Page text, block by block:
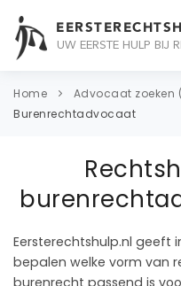
UW EERSTE HULP BIJ
ONDERWERPEN
ADVOCAAT
OVER ONS
CONTACT
Home Advocaat zoeken
Burenrechtadvocaat
Eersterechtshulp.nl geeft
bepalen welke vorm van